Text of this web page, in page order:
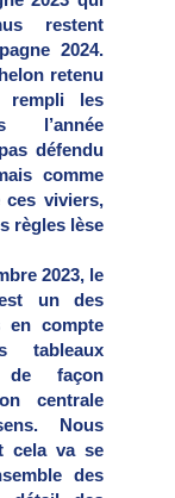
restent
2024.
retenu
rempli les
l’année
défendu
comme
ces viviers,
règles lèse
2023, le
un des
en compte
tableaux
de façon
centrale
Nous
cela va se
des